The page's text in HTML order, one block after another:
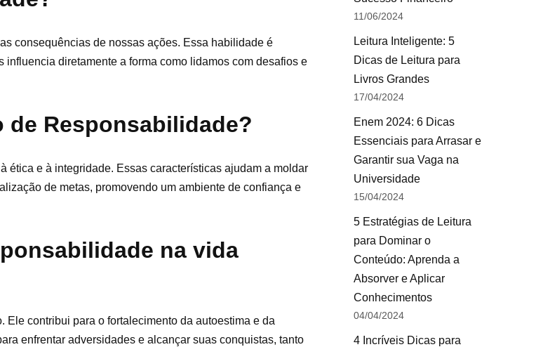
consequências de nossas ações. Essa habilidade é
diretamente a forma como lidamos com desafios e
de Responsabilidade?
e à integridade. Essas características ajudam a moldar
de metas, promovendo um ambiente de confiança e
na vida
contribui para o fortalecimento da autoestima e da
enfrentar adversidades e alcançar suas conquistas, tanto
11/06/2024
Leitura Inteligente: 5
Dicas de Leitura para
Livros Grandes
17/04/2024
Enem 2024: 6 Dicas
Essenciais para Arrasar e
Garantir sua Vaga na
Universidade
15/04/2024
5 Estratégias de Leitura
para Dominar o
Conteúdo: Aprenda a
Absorver e Aplicar
Conhecimentos
04/04/2024
4 Incríveis Dicas para